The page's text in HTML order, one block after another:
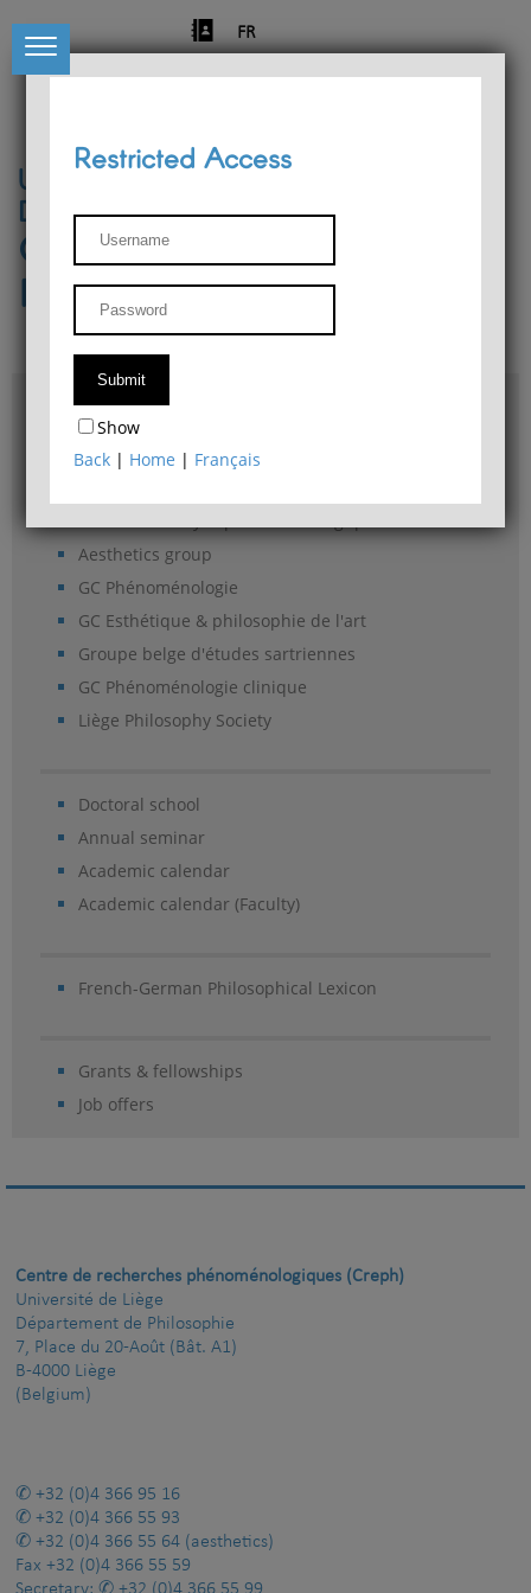
FR
University of Liège
Départment of Philosophy
Center for Phenomenological
Research
Access & maps
Philosophy Department Library
Aesthetics group
GC Phénoménologie
GC Esthétique & philosophie de l'art
Groupe belge d'études sartriennes
GC Phénoménologie clinique
Liège Philosophy Society
Doctoral school
Annual seminar
Academic calendar
Academic calendar (Faculty)
French-German Philosophical Lexicon
Grants & fellowships
Job offers
Restricted Access
Show
Back | Home | Français
Centre de recherches phénoménologiques (Creph)
Université de Liège
Département de Philosophie
7, Place du 20-Août (Bât. A1)
B-4000 Liège
(Belgium)
+32 (0)4 366 95 16
+32 (0)4 366 55 93
+32 (0)4 366 55 64 (aesthetics)
Fax +32 (0)4 366 55 59